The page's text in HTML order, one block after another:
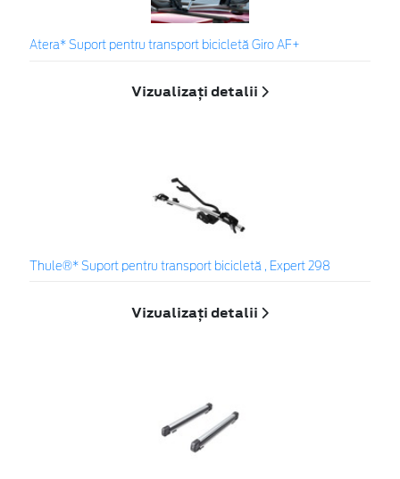
Atera* Suport pentru transport bicicletă Giro AF+
Vizualizați detalii
Thule®* Suport pentru transport bicicletă , Expert 298
Vizualizați detalii